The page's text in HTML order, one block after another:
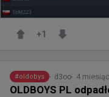
+1
#oldobys d3oo 4
OLDBOYS PL